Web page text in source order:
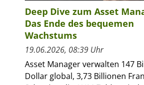
Deep Dive zum Asset
Das Ende des bequemen
Wachstums
19.06.2026, 08:39 Uhr
Asset Manager verwalten 147
Dollar global, 3,73 Billionen